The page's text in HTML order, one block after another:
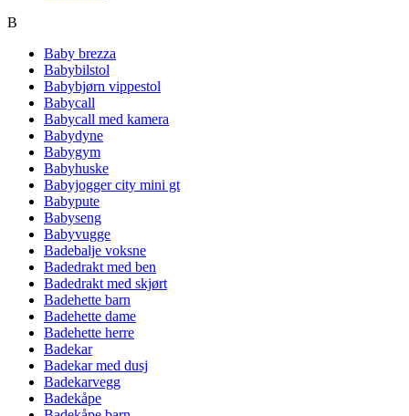
B
Baby brezza
Babybilstol
Babybjørn vippestol
Babycall
Babycall med kamera
Babydyne
Babygym
Babyhuske
Babyjogger city mini gt
Babypute
Babyseng
Babyvugge
Badebalje voksne
Badedrakt med ben
Badedrakt med skjørt
Badehette barn
Badehette dame
Badehette herre
Badekar
Badekar med dusj
Badekarvegg
Badekåpe